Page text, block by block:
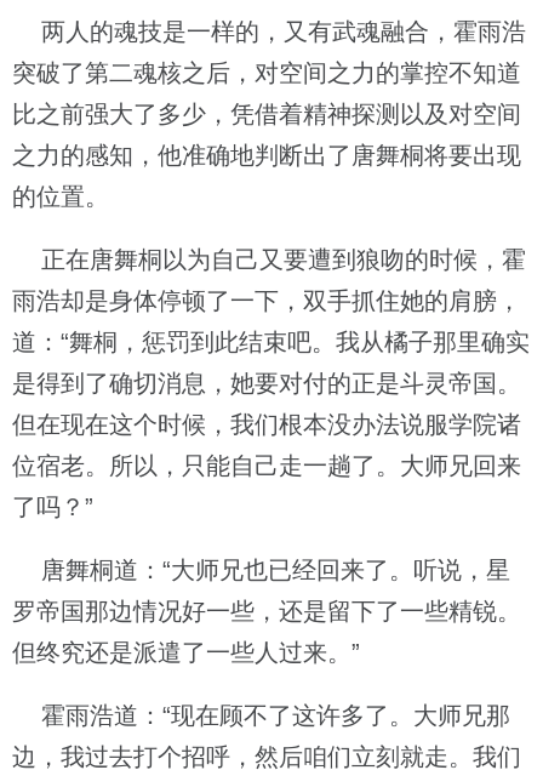
两人的魂技是一样的，又有武魂融合，霍雨浩
突破了第二魂核之后，对空间之力的掌控不知道
比之前强大了多少，凭借着精神探测以及对空间
之力的感知，他准确地判断出了唐舞桐将要出现
的位置。
正在唐舞桐以为自己又要遭到狼吻的时候，霍
雨浩却是身体停顿了一下，双手抓住她的肩膀，
道：“舞桐，惩罚到此结束吧。我从橘子那里确实
是得到了确切消息，她要对付的正是斗灵帝国。
但在现在这个时候，我们根本没办法说服学院诸
位宿老。所以，只能自己走一趟了。大师兄回来
了吗？”
唐舞桐道：“大师兄也已经回来了。听说，星
罗帝国那边情况好一些，还是留下了一些精锐。
但终究还是派遣了一些人过来。”
霍雨浩道：“现在顾不了这许多了。大师兄那
边，我过去打个招呼，然后咱们立刻就走。我们